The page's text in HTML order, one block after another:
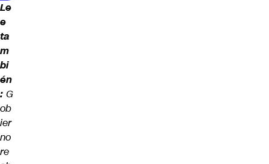
Le
e
ta
m
bi
én
: G
ob
ier
no
re